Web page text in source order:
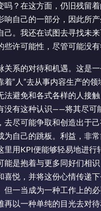
吗？在这方面，仍旧残留
响自己的一部分，因此所
己。我还在试图去寻找未来
些许可能性，尽管可能没有
关系的对待和机遇。这是
着“人”去从事内容生产的
法避免和各式各样的人接
没有这种认识——将其尽可
去尽可能争取和创造出于
为自己的跳板。利益，非
里用KPI便能够轻易地进行
能是抱着与更多同好们相
喜悦，并将这份心情传递
但一当成为一种工作上的必
再以一种单纯的目光去对